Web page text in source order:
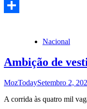
Link
Telegram
Nacional
Ambição de
MozTodaySetembro 2,
A corrida às quatro mil